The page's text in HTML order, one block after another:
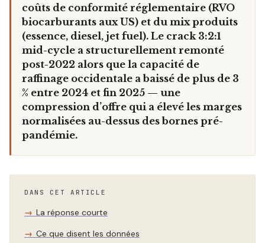
coûts de conformité réglementaire (RVO
biocarburants aux US) et du mix produits
(essence, diesel, jet fuel). Le crack 3:2:1
mid-cycle a structurellement remonté
post-2022 alors que la capacité de
raffinage occidentale a baissé de plus de 3
% entre 2024 et fin 2025 — une
compression d’offre qui a élevé les marges
normalisées au-dessus des bornes pré-
pandémie.
DANS CET ARTICLE
La réponse courte
Ce que disent les données